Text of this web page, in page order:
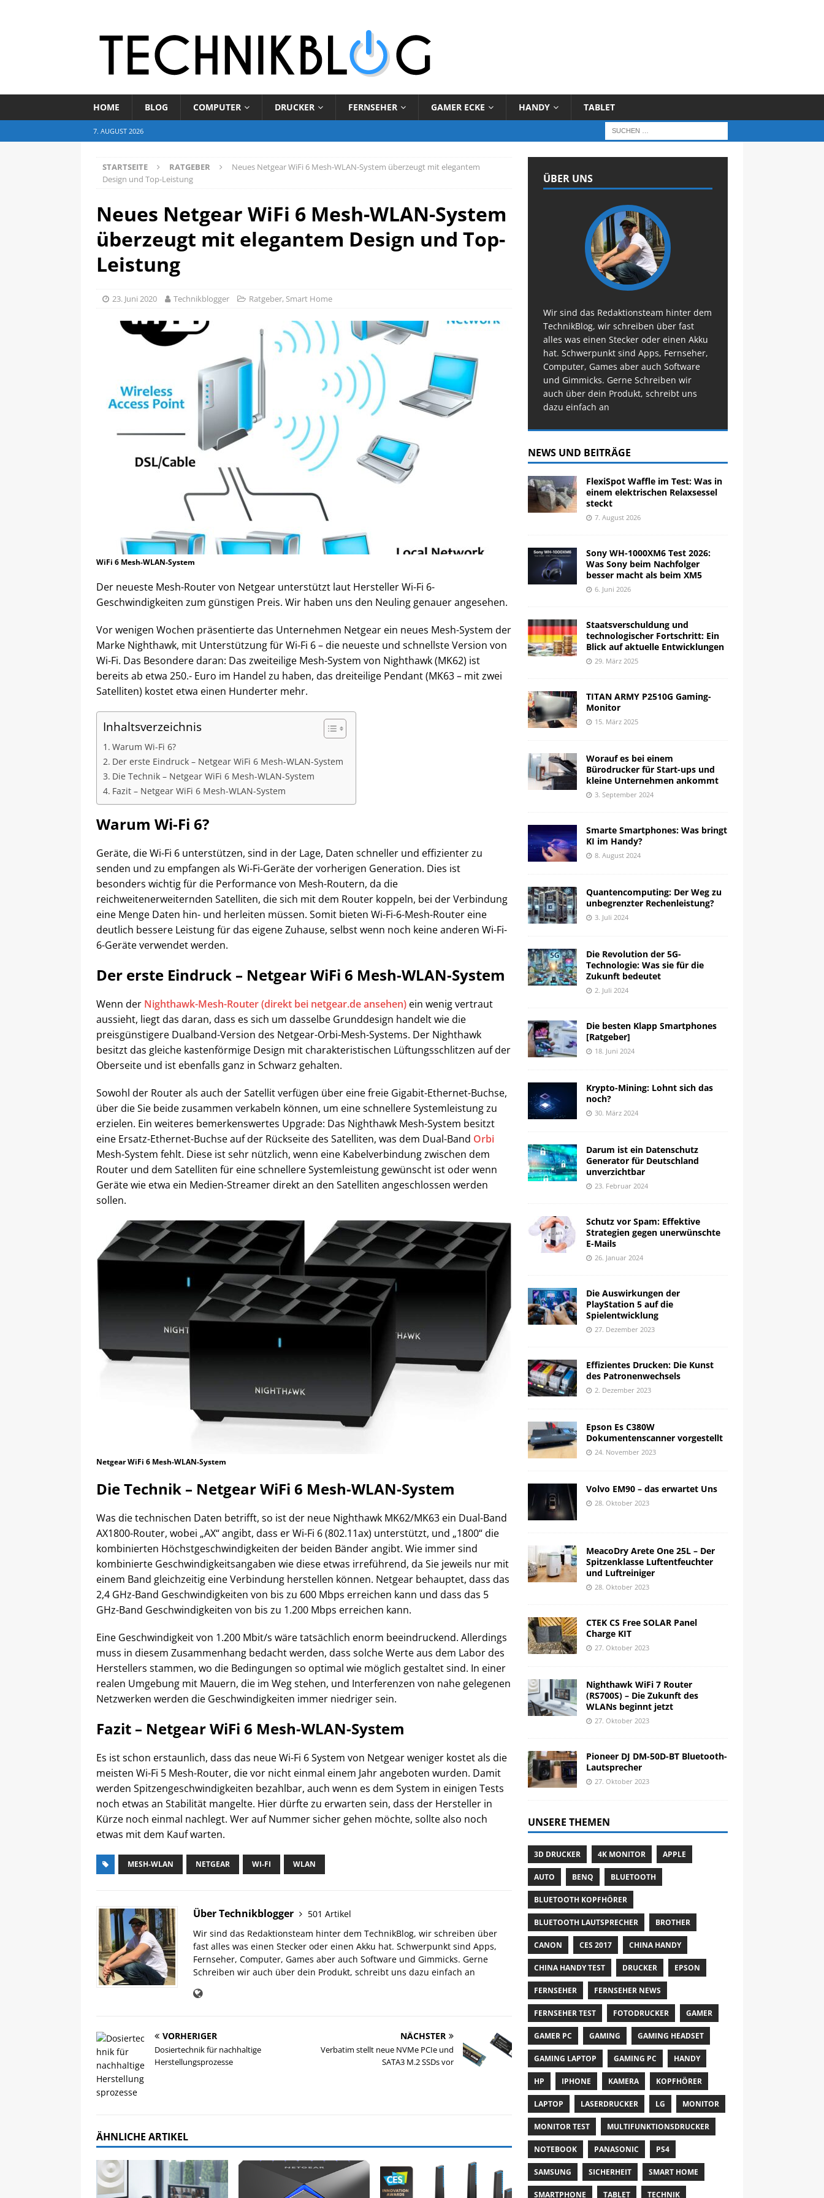
HOME BLOG COMPUTER DRUCKER FERNSEHER GAMER ECKE HANDY TABLET
7. AUGUST 2026
STARTSEITE RATGEBER
Neues Netgear WiFi 6 Mesh-WLAN-System überzeugt mit elegantem
Design und Top-Leistung
Neues Netgear WiFi 6 Mesh-WLAN-System
überzeugt mit elegantem Design und Top-
Leistung
23. Juni 2020 Technikblogger Ratgeber, Smart Home
WiFi 6 Mesh-WLAN-System
Der neueste Mesh-Router von Netgear unterstützt laut Hersteller Wi-Fi 6-
Geschwindigkeiten zum günstigen Preis. Wir haben uns den Neuling genauer angesehen.
Vor wenigen Wochen präsentierte das Unternehmen Netgear ein neues Mesh-System der
Marke Nighthawk, mit Unterstützung für Wi-Fi 6 – die neueste und schnellste Version von
Wi-Fi. Das Besondere daran: Das zweiteilige Mesh-System von Nighthawk (MK62) ist
bereits ab etwa 250.- Euro im Handel zu haben, das dreiteilige Pendant (MK63 – mit zwei
Satelliten) kostet etwa einen Hunderter mehr.
Inhaltsverzeichnis
Warum Wi-Fi 6?
Der erste Eindruck – Netgear WiFi 6 Mesh-WLAN-System
Die Technik – Netgear WiFi 6 Mesh-WLAN-System
Fazit – Netgear WiFi 6 Mesh-WLAN-System
Warum Wi-Fi 6?
Geräte, die Wi-Fi 6 unterstützen, sind in der Lage, Daten schneller und effizienter zu
senden und zu empfangen als Wi-Fi-Geräte der vorherigen Generation. Dies ist
besonders wichtig für die Performance von Mesh-Routern, da die
reichweitenerweiternden Satelliten, die sich mit dem Router koppeln, bei der Verbindung
eine Menge Daten hin- und herleiten müssen. Somit bieten Wi-Fi-6-Mesh-Router eine
deutlich bessere Leistung für das eigene Zuhause, selbst wenn noch keine anderen Wi-Fi-
6-Geräte verwendet werden.
Der erste Eindruck – Netgear WiFi 6 Mesh-WLAN-System
Wenn der Nighthawk-Mesh-Router (direkt bei netgear.de ansehen) ein wenig vertraut
aussieht, liegt das daran, dass es sich um dasselbe Grunddesign handelt wie die
preisgünstigere Dualband-Version des Netgear-Orbi-Mesh-Systems. Der Nighthawk
besitzt das gleiche kastenförmige Design mit charakteristischen Lüftungsschlitzen auf der
Oberseite und ist ebenfalls ganz in Schwarz gehalten.
Sowohl der Router als auch der Satellit verfügen über eine freie Gigabit-Ethernet-Buchse,
über die Sie beide zusammen verkabeln können, um eine schnellere Systemleistung zu
erzielen. Ein weiteres bemerkenswertes Upgrade: Das Nighthawk Mesh-System besitzt
eine Ersatz-Ethernet-Buchse auf der Rückseite des Satelliten, was dem Dual-Band Orbi
Mesh-System fehlt. Diese ist sehr nützlich, wenn eine Kabelverbindung zwischen dem
Router und dem Satelliten für eine schnellere Systemleistung gewünscht ist oder wenn
Geräte wie etwa ein Medien-Streamer direkt an den Satelliten angeschlossen werden
sollen.
Netgear WiFi 6 Mesh-WLAN-System
Die Technik – Netgear WiFi 6 Mesh-WLAN-System
Was die technischen Daten betrifft, so ist der neue Nighthawk MK62/MK63 ein Dual-Band
AX1800-Router, wobei „AX“ angibt, dass er Wi-Fi 6 (802.11ax) unterstützt, und „1800“ die
kombinierten Höchstgeschwindigkeiten der beiden Bänder angibt. Wie immer sind
kombinierte Geschwindigkeitsangaben wie diese etwas irreführend, da Sie jeweils nur mit
einem Band gleichzeitig eine Verbindung herstellen können. Netgear behauptet, dass das
2,4 GHz-Band Geschwindigkeiten von bis zu 600 Mbps erreichen kann und dass das 5
GHz-Band Geschwindigkeiten von bis zu 1.200 Mbps erreichen kann.
Eine Geschwindigkeit von 1.200 Mbit/s wäre tatsächlich enorm beeindruckend. Allerdings
muss in diesem Zusammenhang bedacht werden, dass solche Werte aus dem Labor des
Herstellers stammen, wo die Bedingungen so optimal wie möglich gestaltet sind. In einer
realen Umgebung mit Mauern, die im Weg stehen, und Interferenzen von nahe gelegenen
Netzwerken werden die Geschwindigkeiten immer niedriger sein.
Fazit – Netgear WiFi 6 Mesh-WLAN-System
Es ist schon erstaunlich, dass das neue Wi-Fi 6 System von Netgear weniger kostet als die
meisten Wi-Fi 5 Mesh-Router, die vor nicht einmal einem Jahr angeboten wurden. Damit
werden Spitzengeschwindigkeiten bezahlbar, auch wenn es dem System in einigen Tests
noch etwas an Stabilität mangelte. Hier dürfte zu erwarten sein, dass der Hersteller in
Kürze noch einmal nachlegt. Wer auf Nummer sicher gehen möchte, sollte also noch
etwas mit dem Kauf warten.
MESH-WLAN NETGEAR WI-FI WLAN
Über Technikblogger
501 Artikel
Wir sind das Redaktionsteam hinter dem TechnikBlog, wir schreiben über
fast alles was einen Stecker oder einen Akku hat. Schwerpunkt sind Apps,
Fernseher, Computer, Games aber auch Software und Gimmicks. Gerne
Schreiben wir auch über dein Produkt, schreibt uns dazu einfach an
VORHERIGER
Dosiertechnik für nachhaltige
Herstellungsprozesse
NÄCHSTER
Verbatim stellt neue NVMe PCIe und
SATA3 M.2 SSDs vor
ÄHNLICHE ARTIKEL
ÜBER UNS
Wir sind das Redaktionsteam hinter dem
TechnikBlog, wir schreiben über fast
alles was einen Stecker oder einen Akku
hat. Schwerpunkt sind Apps, Fernseher,
Computer, Games aber auch Software
und Gimmicks. Gerne Schreiben wir
auch über dein Produkt, schreibt uns
dazu einfach an
NEWS UND BEITRÄGE
FlexiSpot Waffle im Test: Was in
einem elektrischen Relaxsessel
steckt
7. August 2026
Sony WH-1000XM6 Test 2026:
Was Sony beim Nachfolger
besser macht als beim XM5
6. Juni 2026
Staatsverschuldung und
technologischer Fortschritt: Ein
Blick auf aktuelle Entwicklungen
29. März 2025
TITAN ARMY P2510G Gaming-
Monitor
15. März 2025
Worauf es bei einem
Bürodrucker für Start-ups und
kleine Unternehmen ankommt
3. September 2024
Smarte Smartphones: Was bringt
KI im Handy?
8. August 2024
Quantencomputing: Der Weg zu
unbegrenzter Rechenleistung?
3. Juli 2024
Die Revolution der 5G-
Technologie: Was sie für die
Zukunft bedeutet
2. Juli 2024
Die besten Klapp Smartphones
[Ratgeber]
18. Juni 2024
Krypto-Mining: Lohnt sich das
noch?
30. März 2024
Darum ist ein Datenschutz
Generator für Deutschland
unverzichtbar
23. Februar 2024
Schutz vor Spam: Effektive
Strategien gegen unerwünschte
E-Mails
26. Januar 2024
Die Auswirkungen der
PlayStation 5 auf die
Spielentwicklung
27. Dezember 2023
Effizientes Drucken: Die Kunst
des Patronenwechsels
2. Dezember 2023
Epson Es C380W
Dokumentenscanner vorgestellt
24. November 2023
Volvo EM90 – das erwartet Uns
28. Oktober 2023
MeacoDry Arete One 25L – Der
Spitzenklasse Luftentfeuchter
und Luftreiniger
28. Oktober 2023
CTEK CS Free SOLAR Panel
Charge KIT
27. Oktober 2023
Nighthawk WiFi 7 Router
(RS700S) – Die Zukunft des
WLANs beginnt jetzt
27. Oktober 2023
Pioneer DJ DM-50D-BT Bluetooth-
Lautsprecher
27. Oktober 2023
UNSERE THEMEN
3D DRUCKER 4K MONITOR APPLE
AUTO BENQ BLUETOOTH
BLUETOOTH KOPFHÖRER
BLUETOOTH LAUTSPRECHER BROTHER
CANON CES 2017 CHINA HANDY
CHINA HANDY TEST DRUCKER EPSON
FERNSEHER FERNSEHER NEWS
FERNSEHER TEST FOTODRUCKER GAMER
GAMER PC GAMING GAMING HEADSET
GAMING LAPTOP GAMING PC HANDY
HP IPHONE KAMERA KOPFHÖRER
LAPTOP LASERDRUCKER LG MONITOR
MONITOR TEST MULTIFUNKTIONSDRUCKER
NOTEBOOK PANASONIC PS4
SAMSUNG SICHERHEIT SMART HOME
SMARTPHONE TABLET TECHNIK